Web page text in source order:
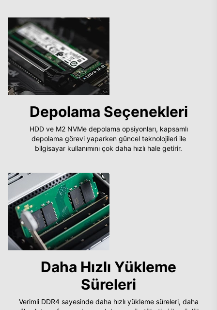
Depolama Seçenekleri
HDD ve M2 NVMe depolama opsiyonları, kapsamlı
depolama görevi yaparken güncel teknolojileri ile
bilgisayar kullanımını çok daha hızlı hale getirir.
Daha Hızlı Yükleme
Süreleri
Verimli DDR4 sayesinde daha hızlı yükleme süreleri, daha